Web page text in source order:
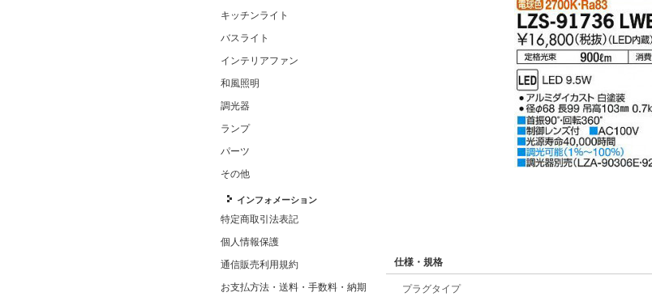
キッチンライト
バスライト
インテリアファン
和風照明
調光器
ランプ
パーツ
その他
インフォメーション
特定商取引法表記
個人情報保護
通信販売利用規約
お支払方法・送料・手数料・納期
仕様・規格
プラグタイプ